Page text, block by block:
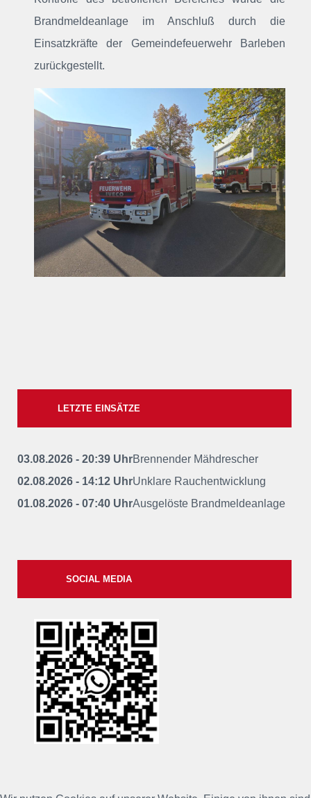
Brandmeldeanlage im Anschluß durch die
Einsatzkräfte der Gemeindefeuerwehr Barleben
zurückgestellt.
LETZTE EINSÄTZE
03.08.2026 - 20:39 UhrBrennender Mähdrescher
02.08.2026 - 14:12 UhrUnklare Rauchentwicklung
01.08.2026 - 07:40 UhrAusgelöste Brandmeldeanlage
SOCIAL MEDIA